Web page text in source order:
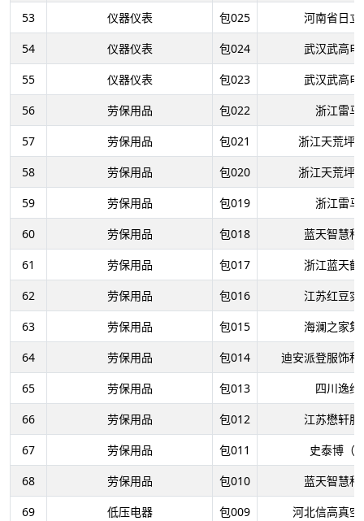
53 仪器仪表 包025
河南省日
54
仪器仪表 包024
武汉武高
55
仪器仪表 包023
武汉武高
56
劳保用品 包022
浙江雷
57
劳保用品 包021
浙江天荒坪
58
劳保用品 包020
浙江天荒坪
59
劳保用品 包019
浙江雷
60
劳保用品 包018
蓝天智慧
61
劳保用品 包017
浙江蓝天
62
劳保用品 包016
江苏红豆
63
劳保用品 包015
海澜之家
64
劳保用品 包014
迪安派登服饰
65
劳保用品 包013
四川逸
66
劳保用品 包012
江苏懋轩
67
劳保用品 包011
史泰博（
68
劳保用品 包010
蓝天智慧
69
低压电器 包009
河北信高真